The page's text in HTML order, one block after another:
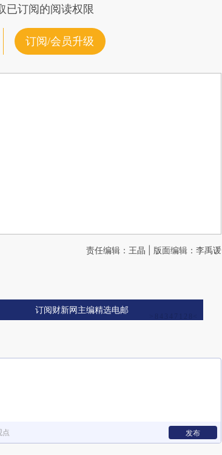
已订阅的阅读权限
订阅/会员升级
责任编辑：王晶 | 版面编辑：李禹谖
订阅财新网主编精选电邮
点 发布